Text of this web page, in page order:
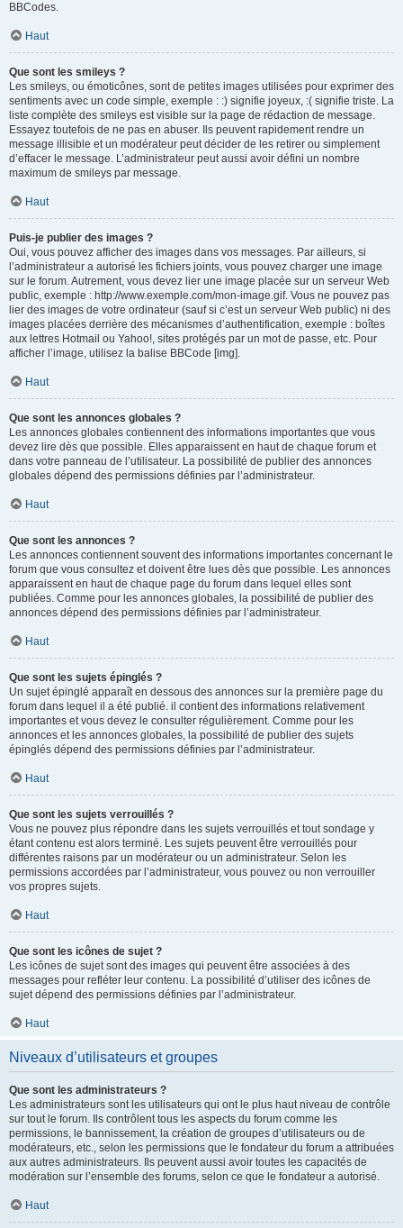
BBCodes.
Haut
Que sont les smileys ?
Les smileys, ou émoticônes, sont de petites images utilisées pour exprimer des
sentiments avec un code simple, exemple : :) signifie joyeux, :( signifie triste. La
liste complète des smileys est visible sur la page de rédaction de message.
Essayez toutefois de ne pas en abuser. Ils peuvent rapidement rendre un
message illisible et un modérateur peut décider de les retirer ou simplement
d’effacer le message. L’administrateur peut aussi avoir défini un nombre
maximum de smileys par message.
Haut
Puis-je publier des images ?
Oui, vous pouvez afficher des images dans vos messages. Par ailleurs, si
l’administrateur a autorisé les fichiers joints, vous pouvez charger une image
sur le forum. Autrement, vous devez lier une image placée sur un serveur Web
public, exemple : http://www.exemple.com/mon-image.gif. Vous ne pouvez pas
lier des images de votre ordinateur (sauf si c’est un serveur Web public) ni des
images placées derrière des mécanismes d’authentification, exemple : boîtes
aux lettres Hotmail ou Yahoo!, sites protégés par un mot de passe, etc. Pour
afficher l’image, utilisez la balise BBCode [img].
Haut
Que sont les annonces globales ?
Les annonces globales contiennent des informations importantes que vous
devez lire dès que possible. Elles apparaissent en haut de chaque forum et
dans votre panneau de l’utilisateur. La possibilité de publier des annonces
globales dépend des permissions définies par l’administrateur.
Haut
Que sont les annonces ?
Les annonces contiennent souvent des informations importantes concernant le
forum que vous consultez et doivent être lues dès que possible. Les annonces
apparaissent en haut de chaque page du forum dans lequel elles sont
publiées. Comme pour les annonces globales, la possibilité de publier des
annonces dépend des permissions définies par l’administrateur.
Haut
Que sont les sujets épinglés ?
Un sujet épinglé apparaît en dessous des annonces sur la première page du
forum dans lequel il a été publié. il contient des informations relativement
importantes et vous devez le consulter régulièrement. Comme pour les
annonces et les annonces globales, la possibilité de publier des sujets
épinglés dépend des permissions définies par l’administrateur.
Haut
Que sont les sujets verrouillés ?
Vous ne pouvez plus répondre dans les sujets verrouillés et tout sondage y
étant contenu est alors terminé. Les sujets peuvent être verrouillés pour
différentes raisons par un modérateur ou un administrateur. Selon les
permissions accordées par l’administrateur, vous pouvez ou non verrouiller
vos propres sujets.
Haut
Que sont les icônes de sujet ?
Les icônes de sujet sont des images qui peuvent être associées à des
messages pour refléter leur contenu. La possibilité d’utiliser des icônes de
sujet dépend des permissions définies par l’administrateur.
Haut
Niveaux d’utilisateurs et groupes
Que sont les administrateurs ?
Les administrateurs sont les utilisateurs qui ont le plus haut niveau de contrôle
sur tout le forum. Ils contrôlent tous les aspects du forum comme les
permissions, le bannissement, la création de groupes d’utilisateurs ou de
modérateurs, etc., selon les permissions que le fondateur du forum a attribuées
aux autres administrateurs. Ils peuvent aussi avoir toutes les capacités de
modération sur l’ensemble des forums, selon ce que le fondateur a autorisé.
Haut